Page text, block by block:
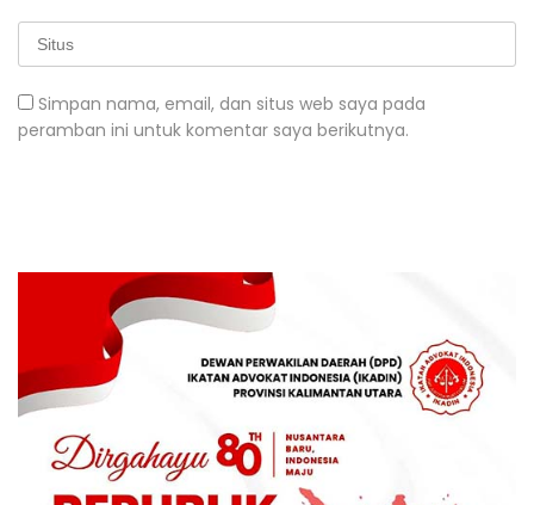
Simpan nama, email, dan situs web saya pada
peramban ini untuk komentar saya berikutnya.